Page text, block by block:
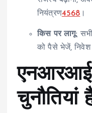
नियंत्रण4568 ।
किस पर लागू:
को पैसे भेजें,
एनआरआई
चुनौतियां